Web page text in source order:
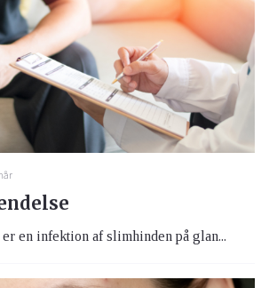
en infektion af slimhinden på glan...